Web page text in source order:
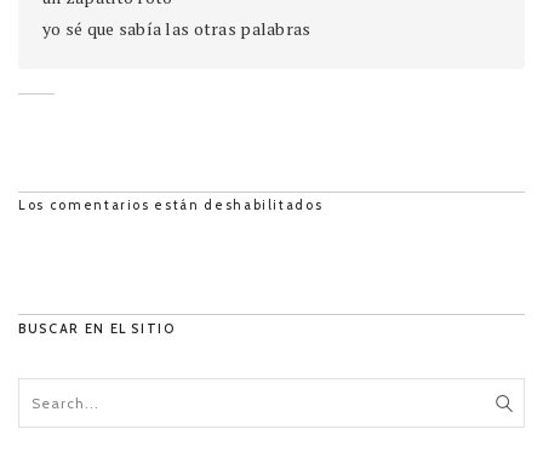
yo sé que sabía las otras palabras
Los comentarios están deshabilitados
BUSCAR EN EL SITIO